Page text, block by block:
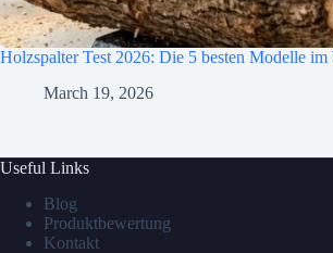
Holzspalter Test 2026: Die 5 besten Modelle im
March 19, 2026
Useful Links
Blog
Produktbewertung
Kontakt